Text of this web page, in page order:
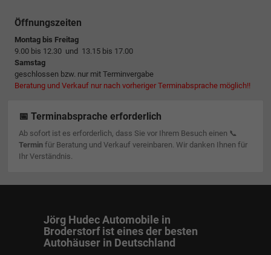
Öffnungszeiten
Montag bis Freitag
9.00 bis 12.30 und 13.15 bis 17.00
Samstag
geschlossen bzw. nur mit Terminvergabe
Beratung und Verkauf nur nach vorheriger Terminabsprache möglich!!
📅 Terminabsprache erforderlich
Ab sofort ist es erforderlich, dass Sie vor Ihrem Besuch einen 📞
Terminfür Beratung und Verkauf vereinbaren. Wir danken Ihnen für
Ihr Verständnis.
Jörg Hudec Automobile in
Broderstorf ist eines der besten
Autohäuser in Deutschland